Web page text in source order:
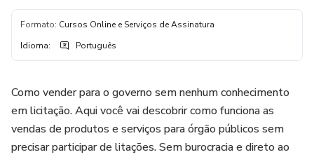
Formato: Cursos Online e Serviços de Assinatura
Idioma: Português
Como vender para o governo sem nenhum conhecimento
em licitação. Aqui você vai descobrir como funciona as
vendas de produtos e serviços para órgão públicos sem
precisar participar de litações. Sem burocracia e direto ao